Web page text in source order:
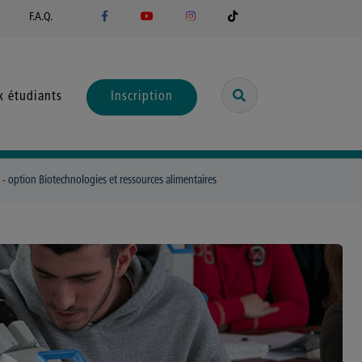
F.A.Q.
étudiants Inscription
option Biotechnologies et ressources alimentaires